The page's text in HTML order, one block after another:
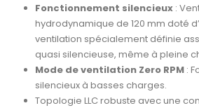
Fonctionnement silencieux :
hydrodynamique de 120 mm doté
ventilation spécialement définie
quasi silencieuse, même à pleine
Mode de ventilation Zero RPM:
silencieux à basses charges.
Topologie LLC robuste avec une